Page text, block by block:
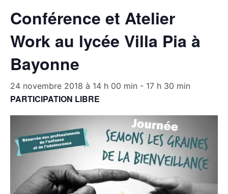
Conférence et Atelier
Work au lycée Villa Pia à
Bayonne
24 novembre 2018 à 14 h 00 min - 17 h 30 min
PARTICIPATION LIBRE